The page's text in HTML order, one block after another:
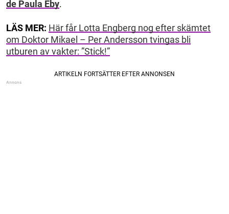
de Paula Eby.
LÄS MER: Här får Lotta Engberg nog efter skämtet
om Doktor Mikael – Per Andersson tvingas bli
utburen av vakter: ”Stick!”